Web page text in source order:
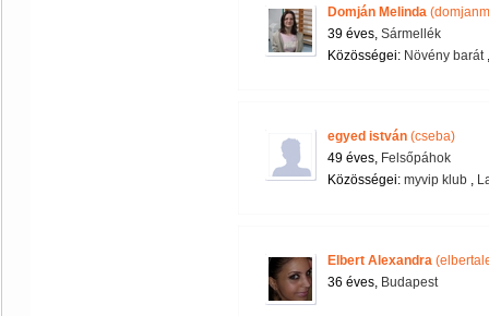
Domján Melinda
39 éves, Sármellék
Közösségei: Növény barát
egyed istván (cseba)
49 éves, Felsőpáhok
Közösségei: myvip klub ,
Elbert Alexandra
36 éves, Budapest